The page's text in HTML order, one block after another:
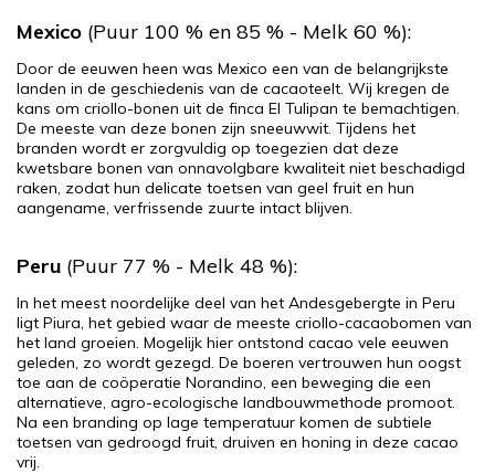
Mexico (Puur 100 % en 85 % - Melk 60 %):
Door de eeuwen heen was Mexico een van de belangrijkste
landen in de geschiedenis van de cacaoteelt. Wij kregen de
kans om criollo-bonen uit de finca El Tulipan te bemachtigen.
De meeste van deze bonen zijn sneeuwwit. Tijdens het
branden wordt er zorgvuldig op toegezien dat deze
kwetsbare bonen van onnavolgbare kwaliteit niet beschadigd
raken, zodat hun delicate toetsen van geel fruit en hun
aangename, verfrissende zuurte intact blijven.
Peru (Puur 77 % - Melk 48 %):
In het meest noordelijke deel van het Andesgebergte in Peru
ligt Piura, het gebied waar de meeste criollo-cacaobomen van
het land groeien. Mogelijk hier ontstond cacao vele eeuwen
geleden, zo wordt gezegd. De boeren vertrouwen hun oogst
toe aan de coöperatie Norandino, een beweging die een
alternatieve, agro-ecologische landbouwmethode promoot.
Na een branding op lage temperatuur komen de subtiele
toetsen van gedroogd fruit, druiven en honing in deze cacao
vrij.